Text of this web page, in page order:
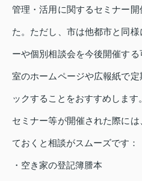
管理・活用に関するセミナー
た。ただし、市は他都市と同
ーや個別相談会を今後開催す
室のホームページや広報紙で
ックすることをおすすめします。
セミナー等が開催された際に
ておくと相談がスムーズです：
・空き家の登記簿謄本